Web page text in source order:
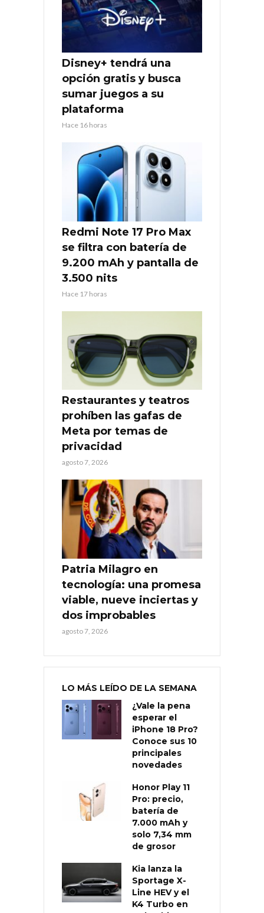
Disney+ tendrá una
opción gratis y busca
sumar juegos a su
plataforma
Hace 16 horas
Redmi Note 17 Pro Max
se filtra con batería de
9.200 mAh y pantalla de
3.500 nits
Hace 17 horas
Restaurantes y teatros
prohíben las gafas de
Meta por temas de
privacidad
agosto 7, 2026
Patria Milagro en
tecnología: una promesa
viable, nueve inciertas y
dos improbables
agosto 7, 2026
LO MÁS LEÍDO DE LA SEMANA
¿Vale la pena
esperar el
iPhone 18 Pro?
Conoce sus 10
principales
novedades
Honor Play 11
Pro: precio,
batería de
7.000 mAh y
solo 7,34 mm
de grosor
Kia lanza la
Sportage X-
Line HEV y el
K4 Turbo en